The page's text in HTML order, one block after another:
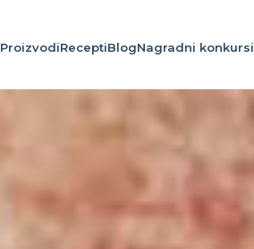
ProizvodiReceptiBlogNagradni konkursi